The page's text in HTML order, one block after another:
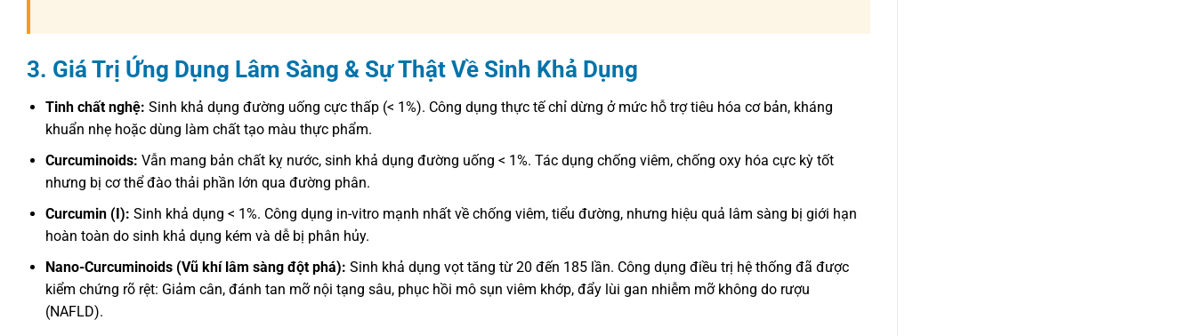
3. Giá Trị Ứng Dụng Lâm Sàng & Sự Thật Về Sinh Khả Dụng
Tinh chất nghệ: Sinh khả dụng đường uống cực thấp (< 1%). Công dụng thực tế chỉ dừng ở mức hỗ trợ tiêu hóa cơ bản, kháng
khuẩn nhẹ hoặc dùng làm chất tạo màu thực phẩm.
Curcuminoids: Vẫn mang bản chất kỵ nước, sinh khả dụng đường uống < 1%. Tác dụng chống viêm, chống oxy hóa cực kỳ tốt
nhưng bị cơ thể đào thải phần lớn qua đường phân.
Curcumin (I): Sinh khả dụng < 1%. Công dụng in-vitro mạnh nhất về chống viêm, tiểu đường, nhưng hiệu quả lâm sàng bị giới hạn
hoàn toàn do sinh khả dụng kém và dễ bị phân hủy.
Nano-Curcuminoids (Vũ khí lâm sàng đột phá): Sinh khả dụng vọt tăng từ 20 đến 185 lần. Công dụng điều trị hệ thống đã được
kiểm chứng rõ rệt: Giảm cân, đánh tan mỡ nội tạng sâu, phục hồi mô sụn viêm khớp, đẩy lùi gan nhiễm mỡ không do rượu
(NAFLD).